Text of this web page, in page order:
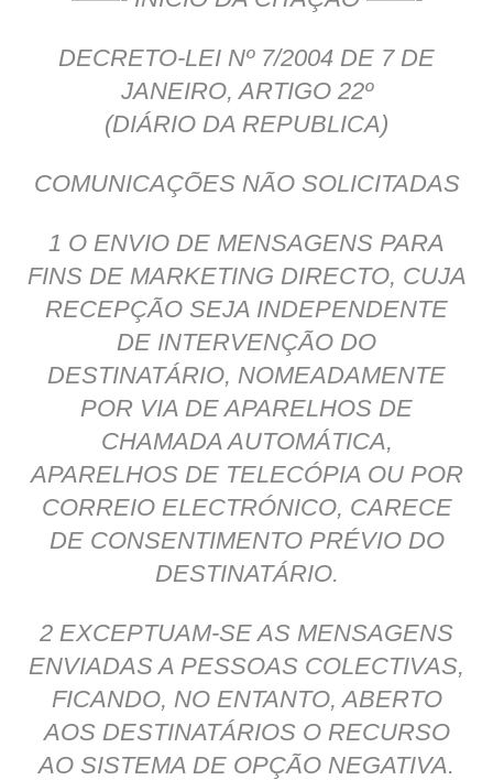
DECRETO-LEI Nº 7/2004 DE 7 DE
JANEIRO, ARTIGO 22º
(DIÁRIO DA REPUBLICA)
COMUNICAÇÕES NÃO SOLICITADAS
1 O ENVIO DE MENSAGENS PARA
FINS DE MARKETING DIRECTO, CUJA
RECEPÇÃO SEJA INDEPENDENTE
DE INTERVENÇÃO DO
DESTINATÁRIO, NOMEADAMENTE
POR VIA DE APARELHOS DE
CHAMADA AUTOMÁTICA,
APARELHOS DE TELECÓPIA OU POR
CORREIO ELECTRÓNICO, CARECE
DE CONSENTIMENTO PRÉVIO DO
DESTINATÁRIO.
2 EXCEPTUAM-SE AS MENSAGENS
ENVIADAS A PESSOAS COLECTIVAS,
FICANDO, NO ENTANTO, ABERTO
AOS DESTINATÁRIOS O RECURSO
AO SISTEMA DE OPÇÃO NEGATIVA.